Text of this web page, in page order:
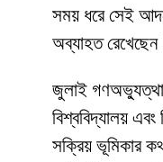
সময় ধরে সেই
অব্যাহত
জুলাই
বিশ্ববিদ্যালয় এবং
সক্রিয় ভূমিকার